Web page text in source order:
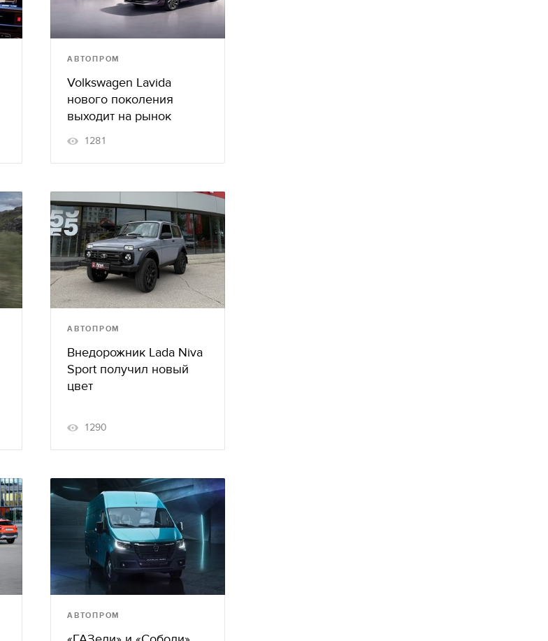
АВТОПРОМ
Volkswagen Lavida
нового поколения
выходит на рынок
1281
АВТОПРОМ
Внедорожник Lada Niva
Sport получил новый
цвет
1290
АВТОПРОМ